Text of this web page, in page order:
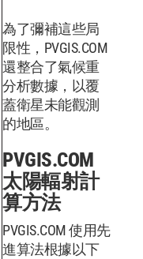
為了彌補這些局
限性，PVGIS.COM
還整合了氣候重
分析數據，以覆
蓋衛星未能觀測
的地區。
PVGIS.COM
太陽輻射計
算方法
PVGIS.COM 使用先
進算法根據以下